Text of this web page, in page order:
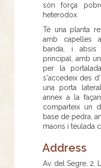
són força
heterodox.
Té una planta
amb capelles
banda, i absis
principal, amb
per la
s'accedeix des
una porta
annex a la
comparteix un
base de pedra,
maons i teulada
Address
Av. del Segre, 2,